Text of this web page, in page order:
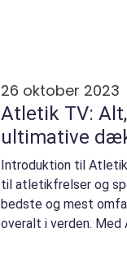
26 oktober 2023
Atletik TV:
ultimative
Introduktion til
til atletikfrelser og
bedste og mest
overalt i verden.